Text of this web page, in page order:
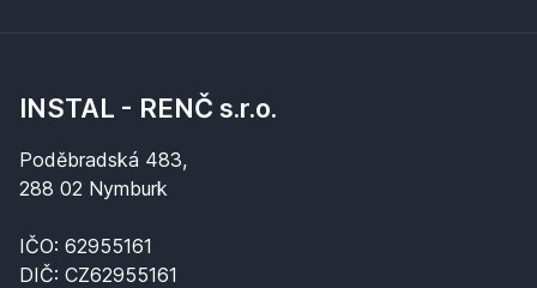
INSTAL - RENČ s.r.o.
Poděbradská 483,
288 02 Nymburk
IČO: 62955161
DIČ: CZ62955161